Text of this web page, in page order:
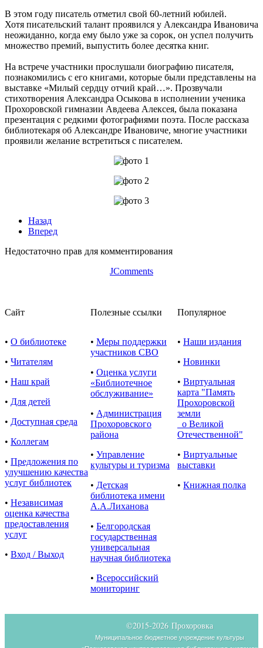
В этом году писатель отметил свой 60-летний юбилей.
Хотя писательский талант проявился у Александра Ивановича
неожиданно, когда ему было уже за сорок, он успел получить
множество премий, выпустить более десятка книг.
На встрече участники прослушали биографию писателя,
познакомились с его книгами, которые были представлены на
выставке «Милый сердцу отчий край…». Прозвучали
стихотворения Александра Осыкова в исполнении ученика
Прохоровской гимназии Авдеева Алексея, была показана
презентация с редкими фотографиями поэта. После рассказа
библиотекаря об Александре Ивановиче, многие участники
проявили желание встретиться с писателем.
Назад
Вперед
Недостаточно прав для комментирования
JComments
Сайт Полезные ссылки Популярное
• О библиотеке
• Читателям
• Наш край
• Для детей
• Доступная среда
• Коллегам
• Предложения по
улучшению качества
услуг библиотек
• Независимая
оценка качества
предоставления
услуг
• Вход / Выход
• Меры поддержки
участников СВО
• Оценка услуги
«Библиотечное
обслуживание»
• Администрация
Прохоровского
района
• Управление
культуры и туризма
• Детская
библиотека имени
А.А.Лиханова
• Белгородская
государственная
универсальная
научная библиотека
• Всероссийский
мониторинг
• Наши издания
• Новинки
• Виртуальная
карта "Память
Прохоровской
земли
о Великой
Отечественной"
• Виртуальные
выставки
• Книжная полка
©2015-2026 Прохоровка
Муниципальное бюджетное учреждение культуры